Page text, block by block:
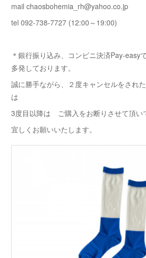
mail chaosbohemia_rh@yahoo.co.jp
tel 092-738-7727 (12:00～19:00)
＊銀行振り込み、コンビニ決済Pay-easy
多発しております。
誠に勝手ながら、２度キャンセルをされ
は
3度目以降は ご購入をお断りさせて頂い
宜しくお願いいたします。